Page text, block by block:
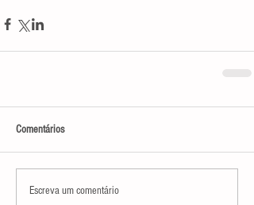
Comentários
Escreva um comentário